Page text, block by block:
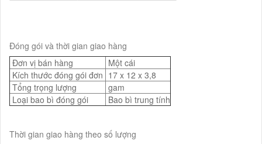
Đóng gói và thời gian giao hàng
Đơn vị bán hàng
Một cái
Kích thước đóng gói đơn 17 x 12 x 3,8
Tổng trọng lượng
gam
Loại bao bì đóng gói
Bao bì trung tính
Thời gian giao hàng theo số lượng